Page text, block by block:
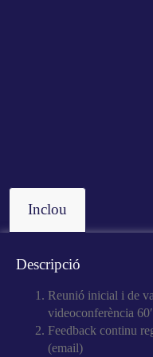
Inclou
Descripció
Reunió inicial i de
videoconferència
Feedback continu
(email)